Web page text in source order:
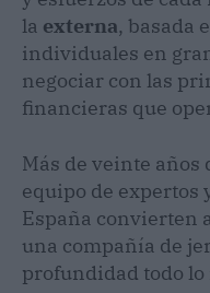
la externa, basada
individuales en
negociar con las
financieras que
Más de veinte
equipo de expertos
España convierten
una compañía de
profundidad todo lo